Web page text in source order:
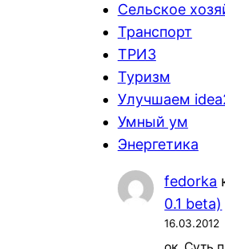
Сельское
Транспорт
ТРИЗ
Туризм
Улучшаем
Умный ум
Энергетика
fedorka
0.1 beta)
16.03.2012